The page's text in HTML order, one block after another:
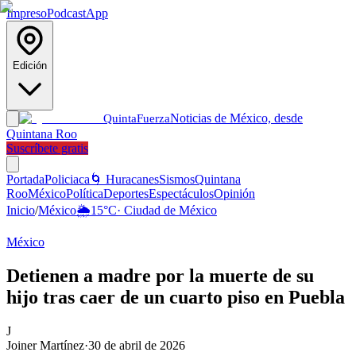
ImpresoPodcastApp
Edición
QuintaFuerzaNoticias de México, desde
Quintana Roo
Suscríbete gratis
PortadaPoliciaca 🌀 HuracanesSismosQuintana
RooMéxicoPolíticaDeportesEspectáculosOpinión
Inicio/México🌦️15°C· Ciudad de México
México
Detienen a madre por la muerte de su
hijo tras caer de un cuarto piso en Puebla
J
Joiner Martínez·30 de abril de 2026